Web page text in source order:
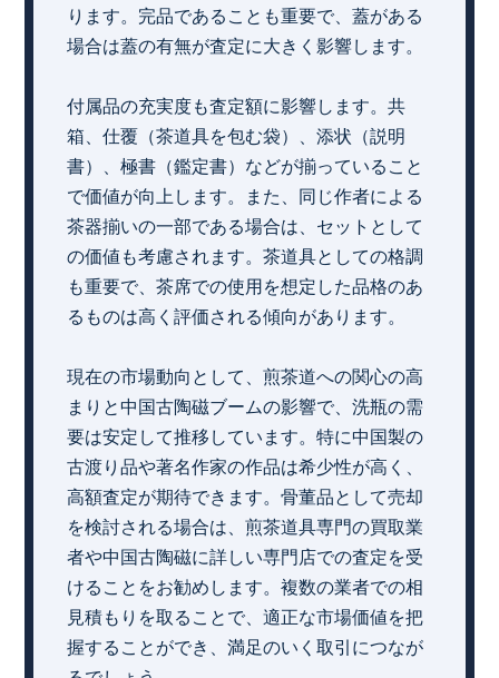
ります。完品であることも重要で、蓋がある
場合は蓋の有無が査定に大きく影響します。
付属品の充実度も査定額に影響します。共
箱、仕覆（茶道具を包む袋）、添状（説明
書）、極書（鑑定書）などが揃っていること
で価値が向上します。また、同じ作者による
茶器揃いの一部である場合は、セットとして
の価値も考慮されます。茶道具としての格調
も重要で、茶席での使用を想定した品格のあ
るものは高く評価される傾向があります。
現在の市場動向として、煎茶道への関心の高
まりと中国古陶磁ブームの影響で、洗瓶の需
要は安定して推移しています。特に中国製の
古渡り品や著名作家の作品は希少性が高く、
高額査定が期待できます。骨董品として売却
を検討される場合は、煎茶道具専門の買取業
者や中国古陶磁に詳しい専門店での査定を受
けることをお勧めします。複数の業者での相
見積もりを取ることで、適正な市場価値を把
握することができ、満足のいく取引につなが